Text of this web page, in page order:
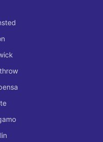
para el aeropuerto de Dublin